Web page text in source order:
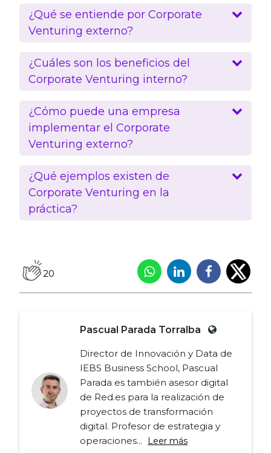
¿Qué se entiende por Corporate
Venturing externo?
¿Cuáles son los beneficios del
Corporate Venturing interno?
¿Cómo puede una empresa
implementar el Corporate
Venturing externo?
¿Qué ejemplos existen de
Corporate Venturing en la
práctica?
20
Pascual Parada Torralba
Director de Innovación y Data de
IEBS Business School, Pascual
Parada es también asesor digital
de Red.es para la realización de
proyectos de transformación
digital. Profesor de estrategia y
operaciones...
Leer más